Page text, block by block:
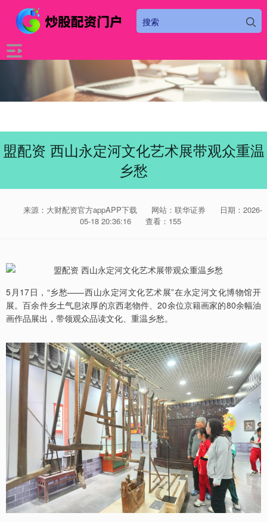
盟配资 西山永定河文化艺术展带观众重温
乡愁
来源：大财配资官方appAPP下载 网站：联华证券
日期：2026-
05-18 20:36:16
查看：155
5月17日，“乡愁——西山永定河文化艺术展”在永定河文化博物馆开
展。百余件乡土气息浓厚的京西老物件、20余位京籍画家的80余幅油
画作品展出，带领观众品读文化、重温乡愁。